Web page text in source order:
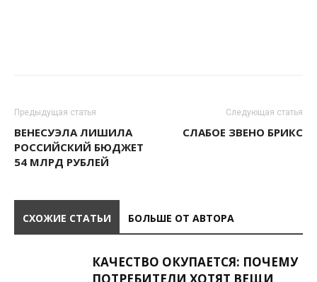
Предыдущая статья
ВЕНЕСУЭЛА ЛИШИЛА
РОССИЙСКИЙ БЮДЖЕТ
54 МЛРД РУБЛЕЙ
Следующая статья
СЛАБОЕ ЗВЕНО БРИКС
СХОЖИЕ СТАТЬИ БОЛЬШЕ ОТ АВТОРА
КАЧЕСТВО ОКУПАЕТСЯ: ПОЧЕМУ